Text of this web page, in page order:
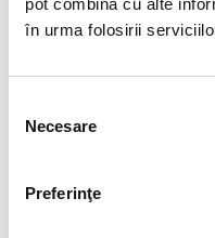
în urma folosirii
consimțământului
Necesare
Preferinţe
–